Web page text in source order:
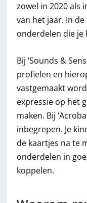
zowel in 2020 als
van het jaar. In
onderdelen die je
Bij ‘Sounds &
profielen en
vastgemaakt
expressie op het
maken. Bij
inbegrepen. Je
de kaartjes na te
onderdelen in
koppelen.